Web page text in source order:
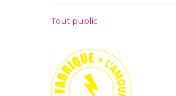
Tout public